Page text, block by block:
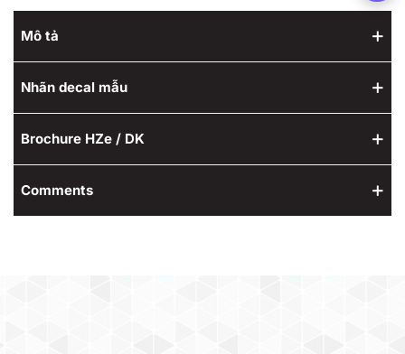
Mô tả
Nhãn decal mẫu
Brochure HZe / DK
Comments